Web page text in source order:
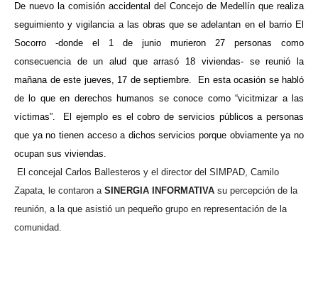
De nuevo la comisión accidental del Concejo de Medellín que realiza
seguimiento y vigilancia a las obras que se adelantan en el barrio El
Socorro -donde el 1 de junio murieron 27 personas como
consecuencia de un alud que arrasó 18 viviendas- se reunió la
mañana de este jueves, 17 de septiembre.
En esta ocasión se habló
de lo que en derechos humanos se conoce como “vicitmizar a las
víctimas”.
El ejemplo es el cobro de servicios públicos a personas
que ya no tienen acceso a dichos servicios porque obviamente ya no
ocupan sus viviendas.
El concejal Carlos Ballesteros y el director del SIMPAD, Camilo
Zapata, le contaron a SINERGIA INFORMATIVA su percepción de la
reunión, a la que asistió un pequeño grupo en representación de la
comunidad.